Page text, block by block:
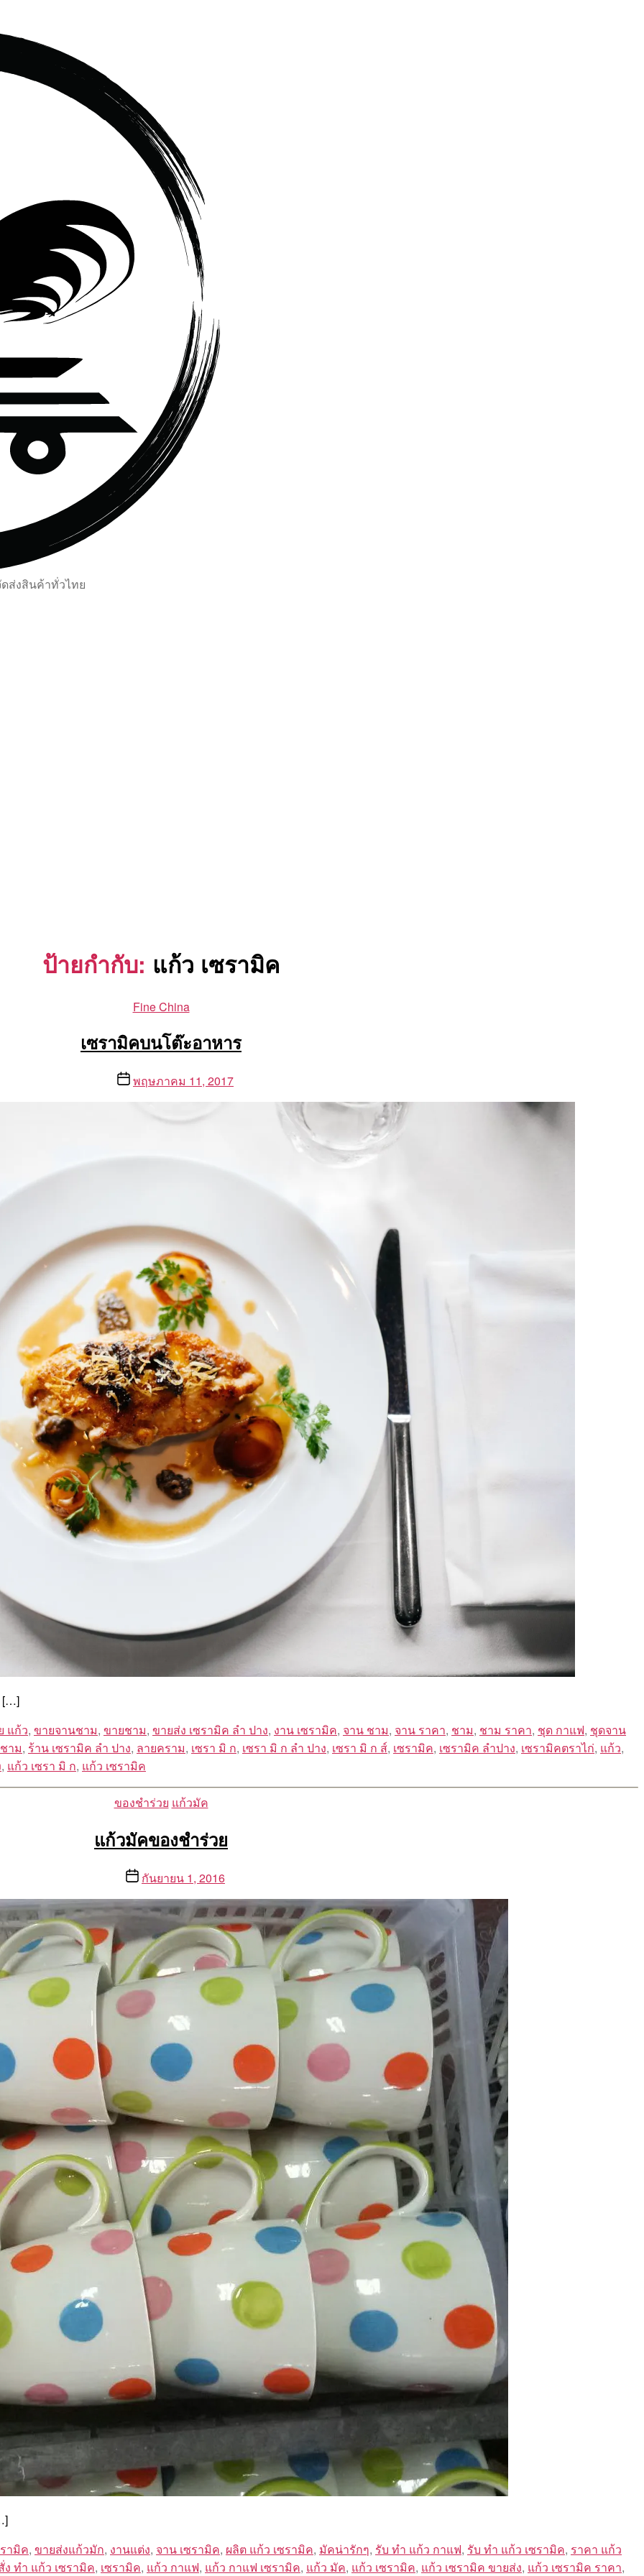
ส่งสินค้าทั่วไทย
ป้ายกำกับ: แก้ว เซรามิค
Categories
Fine China
เซรามิคบนโต๊ะอาหาร
Postพฤษภาคม 11, 2017
[…]
แก้ว, ขายจานชาม, ขายชาม, ขายส่ง เซรามิค ลํา ปาง, งาน เซรามิค, จาน ชาม, จาน ราคา, ชาม, ชาม ราคา, ชุด กาแฟ, ชุดจาน
าม, ร้าน เซรามิค ลํา ปาง, ลายคราม, เซรา มิ ก, เซรา มิ ก ลํา ปาง, เซรา มิ ก ส์, เซรามิค, เซรามิค ลำปาง, เซรามิคตราไก่, แก้ว,
, แก้ว เซรา มิ ก, แก้ว เซรามิค
Categories
ของชำร่วย แก้วมัค
แก้วมัคของชำร่วย
Postกันยายน 1, 2016
ามิค, ขายส่งแก้วมัก, งานแต่ง, จาน เซรามิค, ผลิต แก้ว เซรามิค, มัคน่ารักๆ, รับ ทํา แก้ว กาแฟ, รับ ทํา แก้ว เซรามิค, ราคา แก้ว
ง ทํา แก้ว เซรามิค, เซรามิค, แก้ว กาแฟ, แก้ว กาแฟ เซรามิค, แก้ว มัค, แก้ว เซรามิค, แก้ว เซรามิค ขายส่ง, แก้ว เซรามิค ราคา,